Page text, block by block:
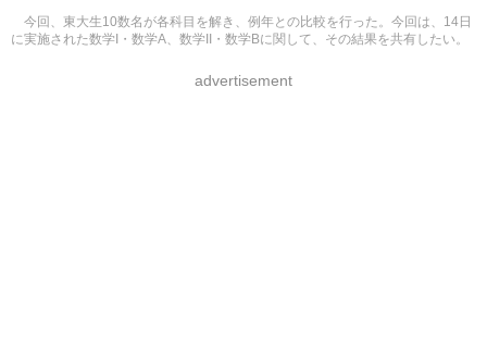
今回、東大生10数名が各科目を解き、例年との比較を行った。今回は、14日
に実施された数学I・数学A、数学II・数学Bに関して、その結果を共有したい。
advertisement